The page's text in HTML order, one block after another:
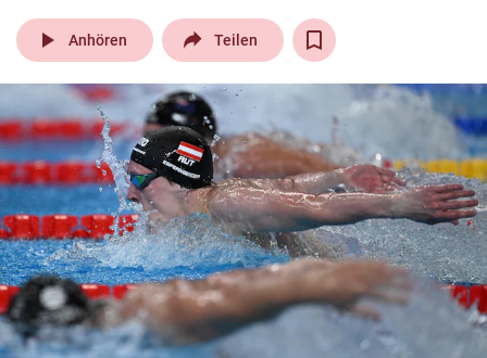
pin_drop
Wien arrow_right
bookmark
search
Suchbegriff
eingeben
© Krone Multimedia GmbH & Co KG 2026
Muthgasse 2, 1190 Wien
play_arrow Anhören Teilen